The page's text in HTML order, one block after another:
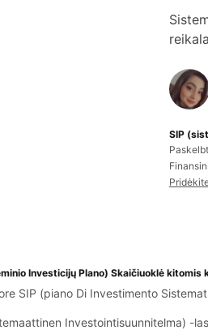
SIP
Investicijų Plano) Skaičiuoklė kitomis
SIP (piano Di Investimento
Investointisuunnitelma) -